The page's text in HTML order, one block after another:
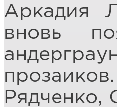
Аркадия
вновь
Рядченко,